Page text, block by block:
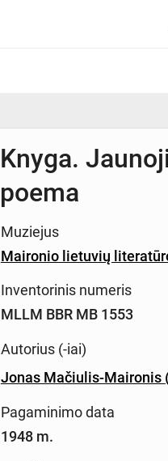
Knyga.
poema
Muziejus
Maironio lietuvių
Inventorinis numeris
MLLM BBR MB 1553
Autorius (-iai)
Jonas Mačiulis-Maironis
Pagaminimo data
1948 m.